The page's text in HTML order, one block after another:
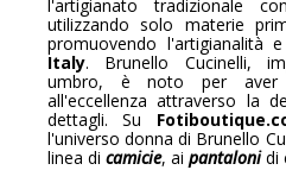
l'artigianato tradizionale
utilizzando solo materie
promuovendo l'artigianalità
Italy. Brunello Cucinelli,
umbro, è noto per
all'eccellenza attraverso la
dettagli. Su
l'universo donna di Brunello
linea di camicie, ai pantalonidi